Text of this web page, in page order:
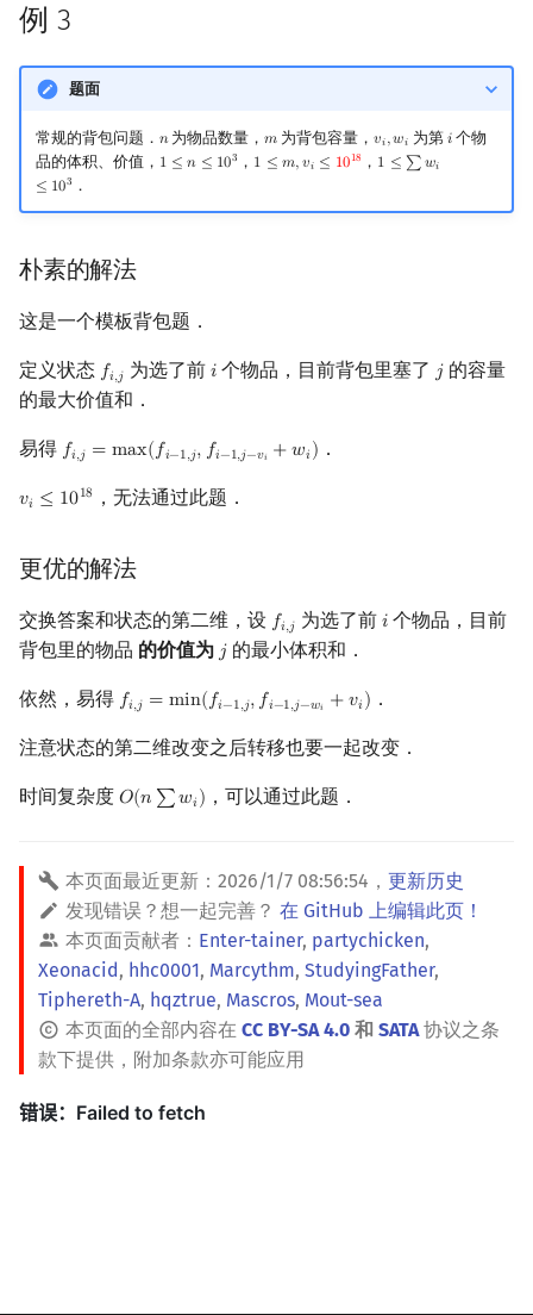
例 3
题面
常规的背包问题． 𝑛
n为物品数量，𝑚
m 为背包容量，𝑣𝑖,𝑤𝑖
vi,wi 为第 𝑖i 个物
品的体积、价值， 1 ≤ 𝑛 ≤ 103
1≤n ≤103 ， 1 ≤ 𝑚,𝑣𝑖 ≤ 1018
1 ≤m ,vi≤10 18 ， 1 ≤ ∑𝑤𝑖
≤ 103
1 ≤∑wi ≤ 103
．
朴素的解法
这是一个模板背包题．
定义状态 𝑓𝑖,𝑗
f,j 为选了前 𝑖
i 个物品，目前背包里塞了 𝑗
j的容量
的最大价值和．
易得 𝑓𝑖,𝑗 = max(𝑓𝑖−1,𝑗, 𝑓𝑖−1,𝑗−𝑣𝑖 +𝑤𝑖)
f,j= max(f−1,j,f−1 ,j−vi+wi ．
𝑣𝑖 ≤ 1018
vi ≤1018 ，无法通过此题．
更优的解法
交换答案和状态的第二维，设 𝑓𝑖,𝑗
f,j 为选了前 𝑖
i 个物品，目前
背包里的物品 的价值为 𝑗
j的最小体积和．
依然，易得 𝑓𝑖,𝑗 = min(𝑓𝑖−1,𝑗,𝑓𝑖−1,𝑗−𝑤𝑖 +𝑣𝑖)
f,j= min(f−1,j,f−1 ,j−wi+vi) ．
注意状态的第二维改变之后转移也要一起改变．
时间复杂度 𝑂(𝑛 ∑𝑤𝑖)
O(n∑wi) ，可以通过此题．
本页面最近更新： 2026/1/7 08:56:54 ， 更新历史
发现错误？想一起完善？ 在 GitHub 上编辑此页！
本页面贡献者： Enter-tainer, partychicken,
Xeonacid , hhc0001, Marcythm, StudyingFather,
Tiphereth-A, hqztrue, Mascros, Mout-sea
本页面的全部内容在 CC BY-SA 4.0 和 SATA协议之条
款下提供，附加条款亦可能应用